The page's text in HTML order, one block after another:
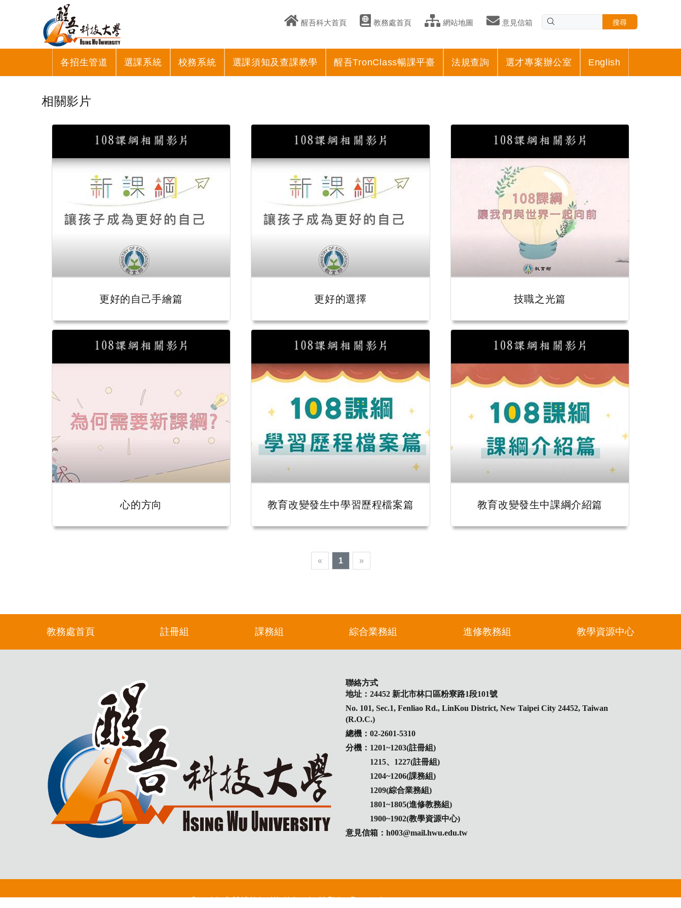
醒吾科大首頁 教務處首頁 網站地圖 意見信箱 搜尋
各招生管道 選課系統 校務系統 選課須知及查課教學 醒吾TronClass暢課平臺 法規查詢 選才專案辦公室 English
相關影片
更好的自己手繪篇 更好的選擇 技職之光篇
心的方向 教育改變發生中學習歷程檔案篇 教育改變發生中課綱介紹篇
« 1 »
教務處首頁 註冊組 課務組 綜合業務組 進修教務組 教學資源中心
聯絡方式
地址：24452 新北市林口區粉寮路1段101號
No. 101, Sec.1, Fenliao Rd., LinKou District, New Taipei City 24452, Taiwan
(R.O.C.)
總機：02-2601-5310
分機：1201~1203(註冊組)
1215、1227(註冊組)
1204~1206(課務組)
1209(綜合業務組)
1801~1805(進修教務組)
1900~1902(教學資源中心)
意見信箱：h003@mail.hwu.edu.tw
Copyright © 2019 Hsing Wu University All Rights Reserved